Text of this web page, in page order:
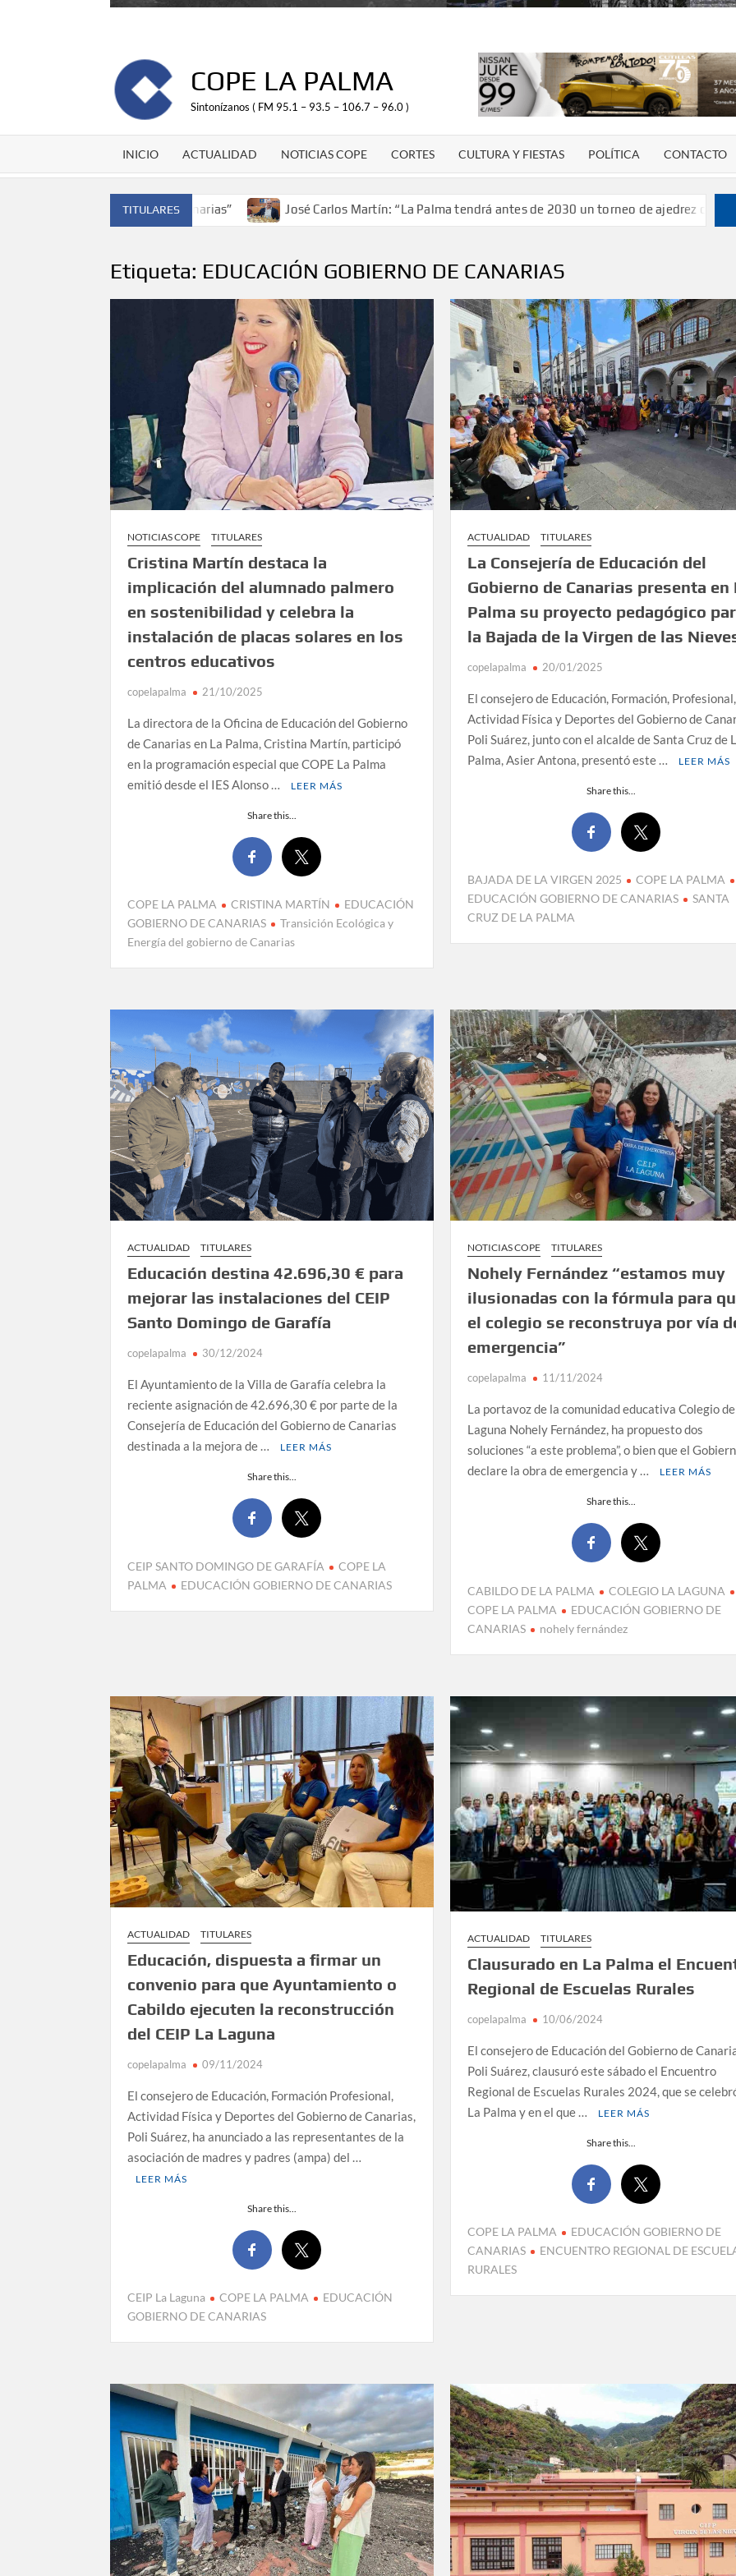
COPE LA PALMA
Sintonízanos ( FM 95.1 – 93.5 – 106.7 – 96.0 )
INICIO ACTUALIDAD NOTICIAS COPE CORTES CULTURA Y FIESTAS POLÍTICA CONTACTO
TITULARESJosé Carlos Martín: “La Palma tendrá antes de 2030 un torneo de ajedrez con 200 jugadores”
Etiqueta: EDUCACIÓN GOBIERNO DE CANARIAS
NOTICIAS COPE TITULARES
Cristina Martín destaca la
implicación del alumnado palmero
en sostenibilidad y celebra la
instalación de placas solares en los
centros educativos
copelapalma 21/10/2025
La directora de la Oficina de Educación del Gobierno
de Canarias en La Palma, Cristina Martín, participó
en la programación especial que COPE La Palma
emitió desde el IES Alonso …
LEER MÁS
Share this...
COPE LA PALMA CRISTINA MARTÍN
EDUCACIÓN
GOBIERNO DE CANARIAS
Transición Ecológica y
Energía del gobierno de Canarias
ACTUALIDAD TITULARES
La Consejería de Educación del
Gobierno de Canarias presenta en
Palma su proyecto pedagógico
la Bajada de la Virgen de las
copelapalma 20/01/2025
El consejero de Educación, Formación, Profesional,
Actividad Física y Deportes del Gobierno de
Poli Suárez, junto con el alcalde de Santa Cruz de
Palma, Asier Antona, presentó este …
LEER MÁS
Share this...
BAJADA DE LA VIRGEN 2025
COPE LA PALMA
EDUCACIÓN GOBIERNO DE CANARIAS
SANTA
CRUZ DE LA PALMA
ACTUALIDAD TITULARES
Educación destina 42.696,30 € para
mejorar las instalaciones del CEIP
Santo Domingo de Garafía
copelapalma 30/12/2024
El Ayuntamiento de la Villa de Garafía celebra la
reciente asignación de 42.696,30 € por parte de la
Consejería de Educación del Gobierno de Canarias
destinada a la mejora de …
LEER MÁS
Share this...
CEIP SANTO DOMINGO DE GARAFÍA
COPE LA
PALMA
EDUCACIÓN GOBIERNO DE CANARIAS
NOTICIAS COPE TITULARES
Nohely Fernández “estamos muy
ilusionadas con la fórmula para
el colegio se reconstruya por vía
emergencia”
copelapalma 11/11/2024
La portavoz de la comunidad educativa Colegio
Laguna Nohely Fernández, ha propuesto dos
soluciones “a este problema”, o bien que el
declare la obra de emergencia y …
LEER MÁS
Share this...
CABILDO DE LA PALMA
COLEGIO LA LAGUNA
COPE LA PALMA
EDUCACIÓN GOBIERNO DE
CANARIAS
nohely fernández
ACTUALIDAD TITULARES
Educación, dispuesta a firmar un
convenio para que Ayuntamiento o
Cabildo ejecuten la reconstrucción
del CEIP La Laguna
copelapalma 09/11/2024
El consejero de Educación, Formación Profesional,
Actividad Física y Deportes del Gobierno de Canarias,
Poli Suárez, ha anunciado a las representantes de la
asociación de madres y padres (ampa) del …
LEER MÁS
Share this...
CEIP La Laguna COPE LA PALMA
EDUCACIÓN
GOBIERNO DE CANARIAS
ACTUALIDAD TITULARES
Clausurado en La Palma el
Regional de Escuelas Rurales
copelapalma 10/06/2024
El consejero de Educación del Gobierno de
Poli Suárez, clausuró este sábado el Encuentro
Regional de Escuelas Rurales 2024, que se
La Palma y en el que …
LEER MÁS
Share this...
COPE LA PALMA
EDUCACIÓN GOBIERNO DE
CANARIAS
ENCUENTRO REGIONAL DE
RURALES